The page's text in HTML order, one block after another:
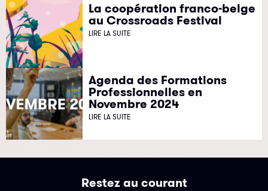
La coopération franco-belge
au Crossroads Festival
LIRE LA SUITE
Agenda des Formations
Professionnelles en
Novembre 2024
LIRE LA SUITE
Restez au courant